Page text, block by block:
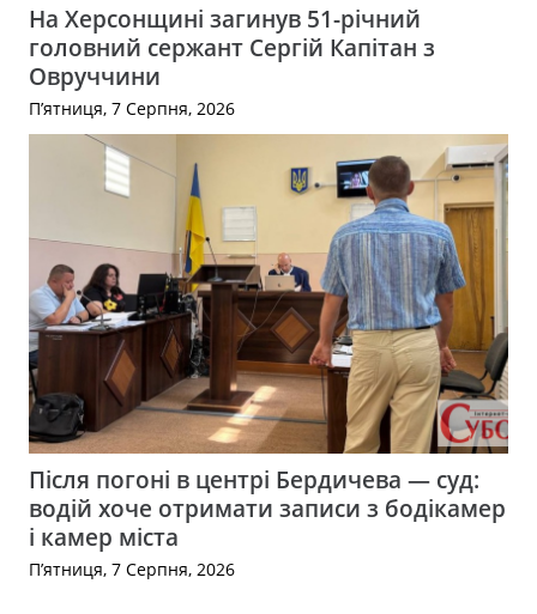
На Херсонщині загинув 51-річний
головний сержант Сергій Капітан з
Овруччини
П’ятниця, 7 Серпня, 2026
Після погоні в центрі Бердичева — суд:
водій хоче отримати записи з бодікамер
і камер міста
П’ятниця, 7 Серпня, 2026